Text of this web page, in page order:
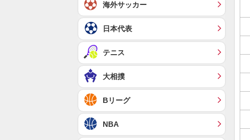
海外サッカー
日本代表
テニス
大相撲
Bリーグ
NBA